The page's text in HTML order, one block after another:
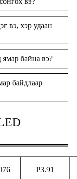
вэ, хэр удаан
байна вэ?
байдлаар
P3.91